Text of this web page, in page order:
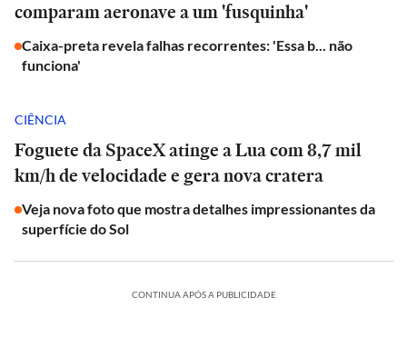
comparam aeronave a um 'fusquinha'
Caixa-preta revela falhas recorrentes: 'Essa b... não
funciona'
CIÊNCIA
Foguete da SpaceX atinge a Lua com 8,7 mil
km/h de velocidade e gera nova cratera
Veja nova foto que mostra detalhes impressionantes da
superfície do Sol
CONTINUA APÓS A PUBLICIDADE